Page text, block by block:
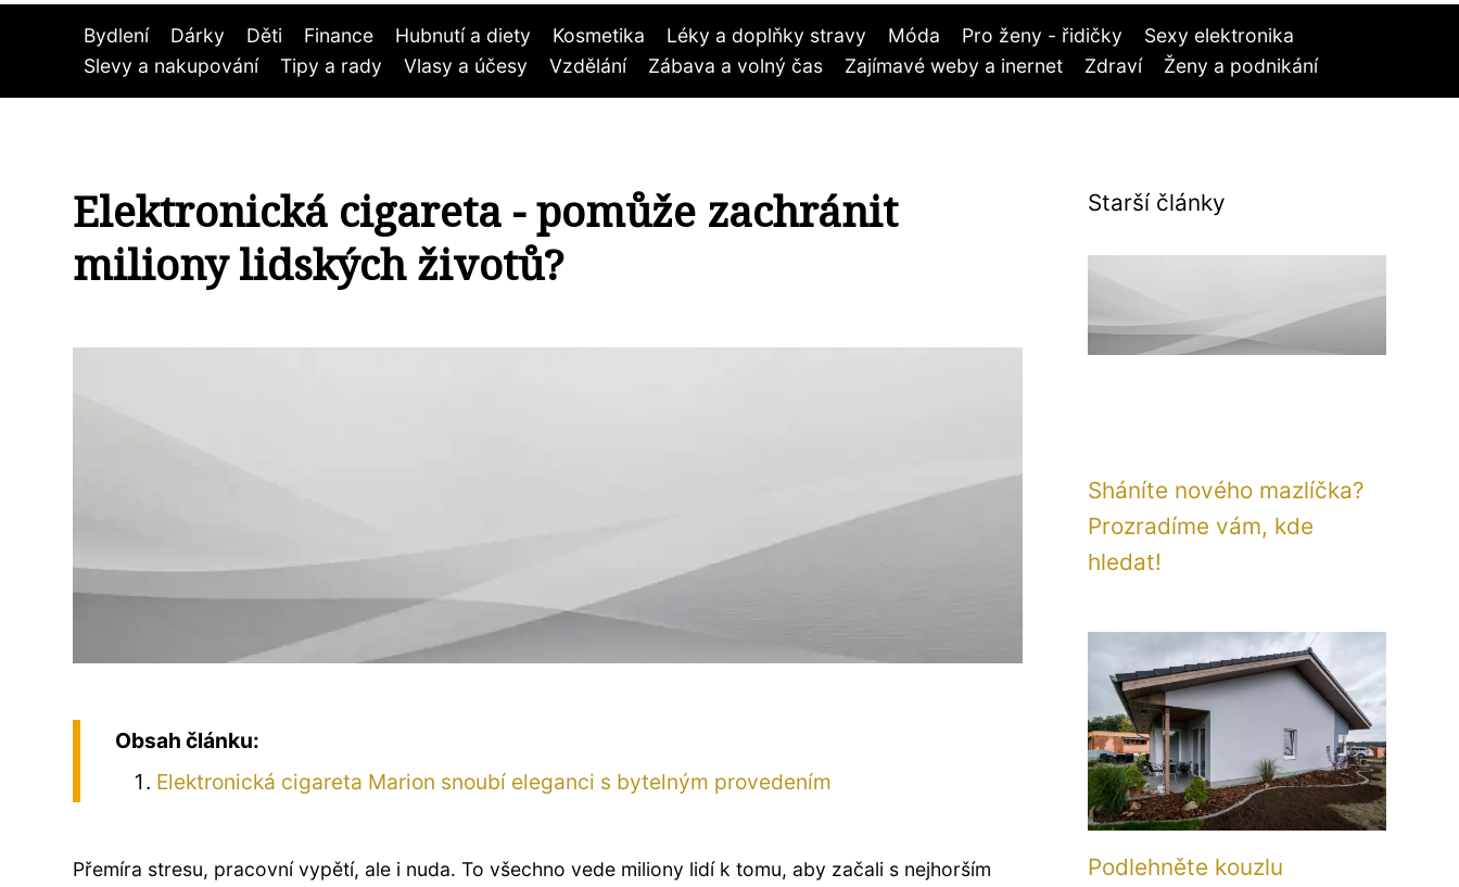
Bydlení Dárky Děti Finance Hubnutí a diety Kosmetika Léky a doplňky stravy Móda Pro ženy - řidičky
Sexy elektronika
Slevy a nakupování
Tipy a rady Vlasy a účesy Vzdělání Zábava a volný čas Zajímavé weby a inernet Zdraví Ženy a podnikání
Elektronická cigareta - pomůže zachránit
miliony lidských životů?
Obsah článku:
Elektronická cigareta Marion snoubí eleganci s bytelným provedením
Přemíra stresu, pracovní vypětí, ale i nuda. To všechno vede miliony lidí k tomu, aby začali s nejhorším
Starší články
Sháníte nového mazlíčka?
Prozradíme vám, kde
hledat!
Podlehněte kouzlu